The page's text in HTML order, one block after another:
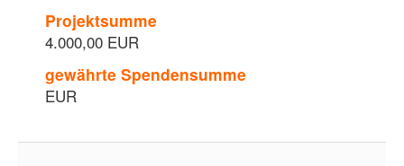
Projektsumme
4.000,00 EUR
gewährte Spendensumme
EUR